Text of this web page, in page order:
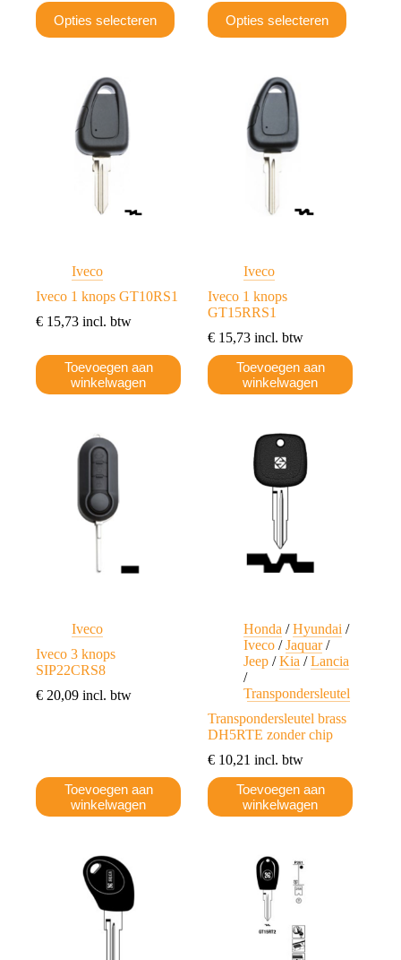
Opties selecteren
Dit
product
heeft
worden
productpagina
Opties selecteren
Dit
product
heeft
gekozen
Iveco
Iveco 1 knops GT10RS1
€ 15,73 incl. btw
Toevoegen aan
winkelwagen
Iveco
Iveco 1 knops
GT15RRS1
€ 15,73 incl. btw
Toevoegen aan
winkelwagen
Iveco
Iveco 3 knops
SIP22CRS8
€ 20,09 incl. btw
Toevoegen aan
winkelwagen
Honda /Hyundai /
Iveco /Jaquar/
Jeep /Kia /Lancia
/
Transpondersleutel
Transpondersleutel brass
DH5RTE zonder chip
€ 10,21 incl. btw
Toevoegen aan
winkelwagen